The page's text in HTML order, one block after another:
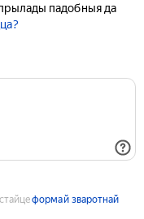
падобныя да
формай зваротнай